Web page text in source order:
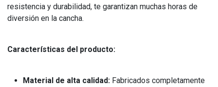
resistencia y durabilidad, te garantizan muchas horas de
diversión en la cancha.
Características del producto:
Material de alta calidad: Fabricados completamente